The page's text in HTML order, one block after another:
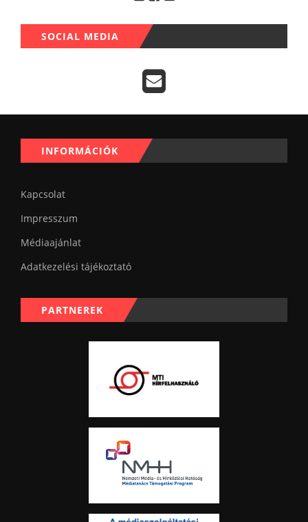
SOCIAL MEDIA
INFORMÁCIÓK
Kapcsolat
Impresszum
Médiaajánlat
Adatkezelési tájékoztató
PARTNEREK